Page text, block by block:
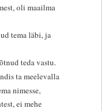
oli maailma
tema läbi, ja
teda vastu.
ta meelevalla
nimesse,
ei mehe